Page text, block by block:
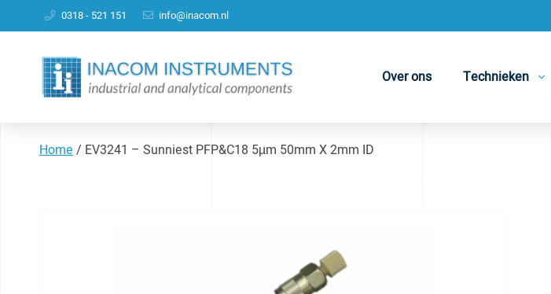
0318 - 521 151 info@inacom.nl
Over ons Technieken
Home/ EV3241 – Sunniest PFP&C18 5µm 50mm X 2mm ID